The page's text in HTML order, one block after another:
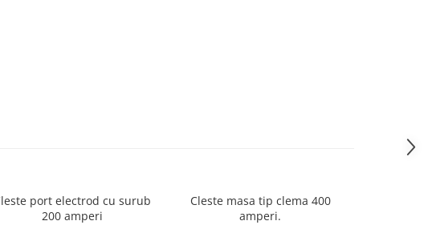
port electrod cu surub
200 amperi
Cleste masa tip clema 400
amperi.